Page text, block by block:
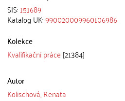
SIS:151689
Katalog UK:990020009960106986
Kolekce
Kvalifikační práce [21384]
Autor
Kolischová, Renata